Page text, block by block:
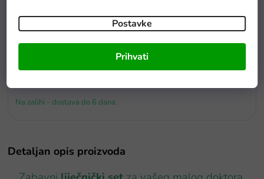
Postavke
Prihvati
Na zalihi - dostava do 6 dana.
Detaljan opis proizvoda